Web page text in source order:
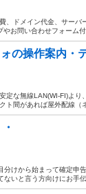
、ドメイン代金、サー
お問い合わせフォーム付
の操作案内・
定な無線LAN(WI-FI)より
ト間があれば屋外配線（
けから始まって確定申
いと言う方向けにお手